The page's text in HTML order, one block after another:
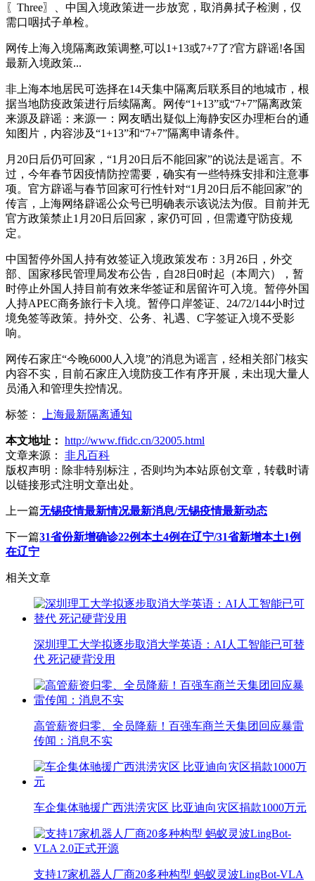
〖Three〗、中国入境政策进一步放宽，取消鼻拭子检测，仅
需口咽拭子单检。
网传上海入境隔离政策调整,可以1+13或7+7了?官方辟谣!各国
最新入境政策...
非上海本地居民可选择在14天集中隔离后联系目的地城市，根
据当地防疫政策进行后续隔离。网传“1+13”或“7+7”隔离政策
来源及辟谣：来源一：网友晒出疑似上海静安区办理柜台的通
知图片，内容涉及“1+13”和“7+7”隔离申请条件。
月20日后仍可回家，“1月20日后不能回家”的说法是谣言。不
过，今年春节因疫情防控需要，确实有一些特殊安排和注意事
项。官方辟谣与春节回家可行性针对“1月20日后不能回家”的
传言，上海网络辟谣公众号已明确表示该说法为假。目前并无
官方政策禁止1月20日后回家，家仍可回，但需遵守防疫规
定。
中国暂停外国人持有效签证入境政策发布：3月26日，外交
部、国家移民管理局发布公告，自28日0时起（本周六），暂
时停止外国人持目前有效来华签证和居留许可入境。暂停外国
人持APEC商务旅行卡入境。暂停口岸签证、24/72/144小时过
境免签等政策。持外交、公务、礼遇、C字签证入境不受影
响。
网传石家庄“今晚6000人入境”的消息为谣言，经相关部门核实
内容不实，目前石家庄入境防疫工作有序开展，未出现大量人
员涌入和管理失控情况。
标签： 上海最新隔离通知
本文地址： http://www.ffidc.cn/32005.html
文章来源：
非凡百科
版权声明： 除非特别标注，否则均为本站原创文章，转载时请
以链接形式注明文章出处。
上一篇无锡疫情最新情况最新消息/无锡疫情最新动态
下一篇31省份新增确诊22例本土4例在辽宁/31省新增本土1例
在辽宁
相关文章
深圳理工大学拟逐步取消大学英语：AI人工智能已可替
代 死记硬背没用
高管薪资归零、全员降薪！百强车商兰天集团回应暴雷
传闻：消息不实
车企集体驰援广西洪涝灾区 比亚迪向灾区捐款1000万元
支持17家机器人厂商20多种构型 蚂蚁灵波LingBot-VLA